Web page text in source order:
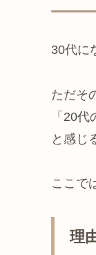
30代に
ただそ
「20
と感じ
ここで
理